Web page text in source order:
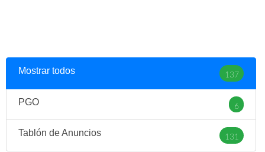
Mostrar todos 137
PGO 6
Tablón de Anuncios 131